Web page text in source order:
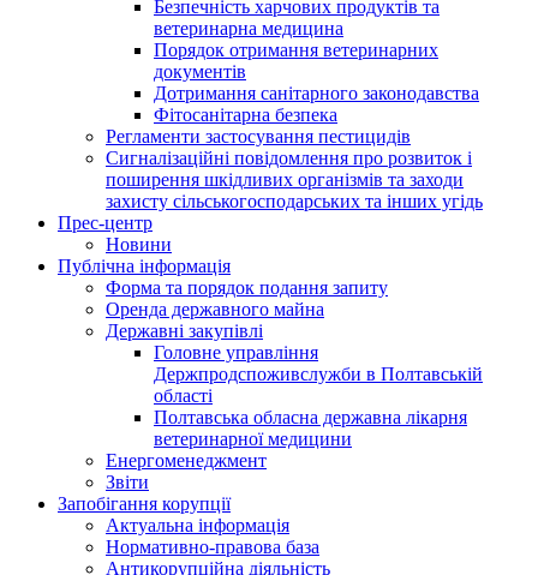
Безпечність харчових продуктів та
ветеринарна медицина
Порядок отримання ветеринарних
документів
Дотримання санітарного законодавства
Фітосанітарна безпека
Регламенти застосування пестицидів
Сигналізаційні повідомлення про розвиток і
поширення шкідливих організмів та заходи
захисту сільськогосподарських та інших угідь
Прес-центр
Новини
Публічна інформація
Форма та порядок подання запиту
Оренда державного майна
Державні закупівлі
Головне управління
Держпродспоживслужби в Полтавській
області
Полтавська обласна державна лікарня
ветеринарної медицини
Енергоменеджмент
Звіти
Запобігання корупції
Актуальна інформація
Нормативно-правова база
Антикорупційна діяльність